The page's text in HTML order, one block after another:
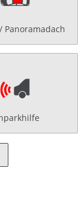
Panoramadach